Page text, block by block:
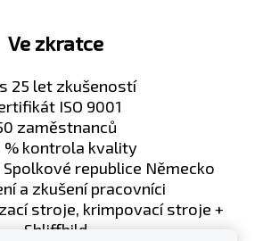
Ve zkratce
25 let zkušeností
ISO 9001
zaměstnanců
% kontrola kvality
republice Německo
a zkušení pracovníci
stroje, krimpovací stroje +
Shliffbild